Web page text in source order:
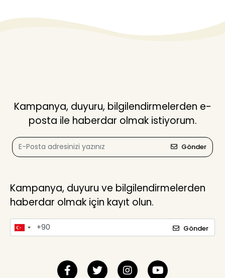
Kampanya, duyuru, bilgilendirmelerden e-
posta ile haberdar olmak istiyorum.
Gönder
Kampanya, duyuru ve bilgilendirmelerden
haberdar olmak için kayıt olun.
Gönder